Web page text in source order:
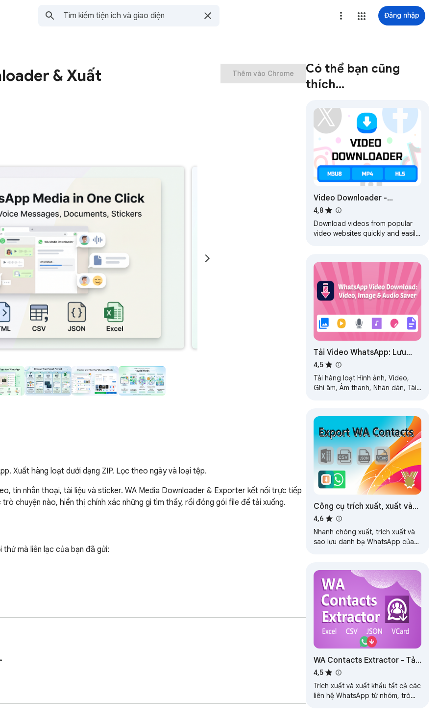
Đăng nhập
& Xuất Thêm vào Chrome
Xuất hàng loạt dưới dạng ZIP. Lọc theo ngày và loại tệp.
tin nhắn thoại, tài liệu và sticker. WA Media Downloader & Exporter kết nối trực tiếp
chuyện nào, hiển thị chính xác những gì tìm thấy, rồi đóng gói file để tải xuống.
thứ mà liên lạc của bạn đã gửi:
Có thể bạn cũng
thích…
Video Downloader -
Download M3U8, MP4, HLS
and Live Streams
4,8
Download videos from popular
video websites quickly and easily.
Tải Video WhatsApp: Lưu
Video, Ảnh & Âm thanh -
WASBB.COM
4,5
Tải hàng loạt Hình ảnh, Video,
Ghi âm, Âm thanh, Nhãn dán, Tài
Công cụ trích xuất, xuất và
sao lưu danh bạ nhóm
WhatsApp - wabulk.net
4,6
Nhanh chóng xuất, trích xuất và
sao lưu danh bạ WhatsApp của
Nhóm…
WA Contacts Extractor - Tải
Xuống và Lưu Danh Bạ
WhatsApp
4,5
Trích xuất và xuất khẩu tất cả các
liên hệ WhatsApp từ nhóm, trò